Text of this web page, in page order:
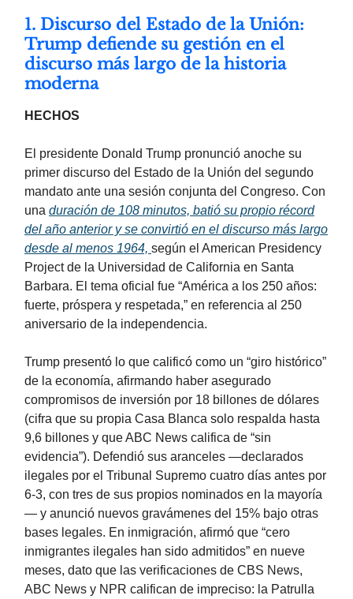
1. Discurso del Estado de la Unión:
Trump defiende su gestión en el
discurso más largo de la historia
moderna
HECHOS
El presidente Donald Trump pronunció anoche su
primer discurso del Estado de la Unión del segundo
mandato ante una sesión conjunta del Congreso. Con
una duración de 108 minutos, batió su propio récord
del año anterior y se convirtió en el discurso más largo
desde al menos 1964, según el American Presidency
Project de la Universidad de California en Santa
Barbara. El tema oficial fue “América a los 250 años:
fuerte, próspera y respetada,” en referencia al 250
aniversario de la independencia.
Trump presentó lo que calificó como un “giro histórico”
de la economía, afirmando haber asegurado
compromisos de inversión por 18 billones de dólares
(cifra que su propia Casa Blanca solo respalda hasta
9,6 billones y que ABC News califica de “sin
evidencia”). Defendió sus aranceles —declarados
ilegales por el Tribunal Supremo cuatro días antes por
6-3, con tres de sus propios nominados en la mayoría
— y anunció nuevos gravámenes del 15% bajo otras
bases legales. En inmigración, afirmó que “cero
inmigrantes ilegales han sido admitidos” en nueve
meses, dato que las verificaciones de CBS News,
ABC News y NPR califican de impreciso: la Patrulla